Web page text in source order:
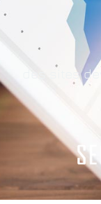
des sites